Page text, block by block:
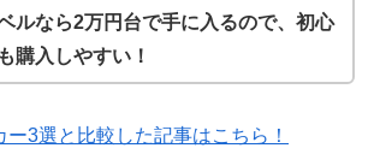
ルなら2万円台で手に入るので、初心
購入しやすい！
3選と比較した記事はこちら！